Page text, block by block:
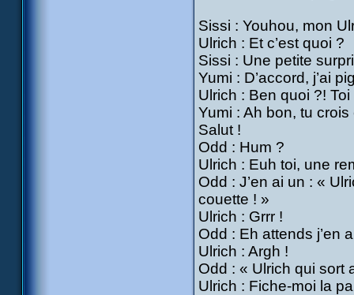
Sissi : Youhou, mon
Ulrich : Et c’est quoi ?
Sissi : Une petite
Yumi : D’accord, j’ai
Ulrich : Ben quoi ?!
Yumi : Ah bon, tu crois
Salut !
Odd : Hum ?
Ulrich : Euh toi, une
Odd : J’en ai un : «
couette ! »
Ulrich : Grrr !
Odd : Eh attends j’en
Ulrich : Argh !
Odd : « Ulrich qui sort
Ulrich : Fiche-moi la